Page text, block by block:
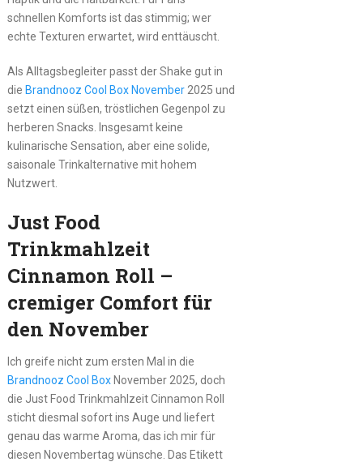
schnellen Komforts ist das stimmig; wer
echte Texturen erwartet, wird enttäuscht.
Als Alltagsbegleiter passt der Shake gut in
die Brandnooz Cool Box November2025 und
setzt einen süßen, tröstlichen Gegenpol zu
herberen Snacks. Insgesamt keine
kulinarische Sensation, aber eine solide,
saisonale Trinkalternative mit hohem
Nutzwert.
Just Food
Trinkmahlzeit
Cinnamon Roll –
cremiger Comfort für
den November
Ich greife nicht zum ersten Mal in die
Brandnooz Cool BoxNovember 2025, doch
die Just Food Trinkmahlzeit Cinnamon Roll
sticht diesmal sofort ins Auge und liefert
genau das warme Aroma, das ich mir für
diesen Novembertag wünsche. Das Etikett